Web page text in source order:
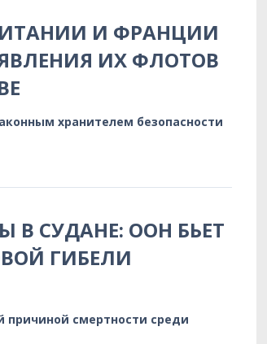
И ФРАНЦИИ
ИХ ФЛОТОВ
хранителем безопасности
В СУДАНЕ: ООН БЬЕТ
ГИБЕЛИ
причиной смертности среди